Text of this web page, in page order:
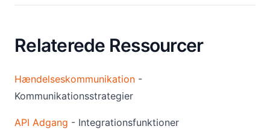
Relaterede Ressourcer
Hændelseskommunikation -
Kommunikationsstrategier
API Adgang - Integrationsfunktioner